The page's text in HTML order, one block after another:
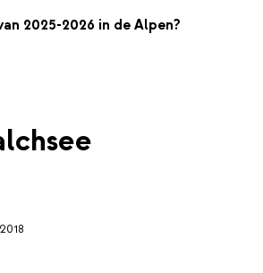
2025-2026 in de Alpen?